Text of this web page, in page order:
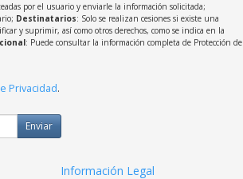
por el usuario y enviarle la información solicitada;
Destinatarios: Solo se realizan cesiones si existe una
y suprimir, así como otros derechos, como se indica en la
: Puede consultar la información completa de Protección de
Privacidad.
Enviar
Información Legal